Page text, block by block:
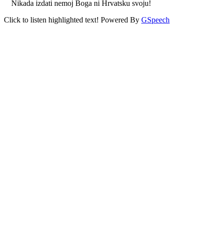
Nikada izdati nemoj Boga ni Hrvatsku svoju!
Click to listen highlighted text! Powered By GSpeech